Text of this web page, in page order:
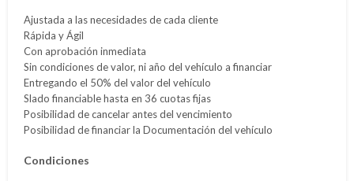
Ajustada a las necesidades de cada cliente
Rápida y Ágil
Con aprobación inmediata
Sin condiciones de valor, ni año del vehículo a financiar
Entregando el 50% del valor del vehículo
Slado financiable hasta en 36 cuotas fijas
Posibilidad de cancelar antes del vencimiento
Posibilidad de financiar la Documentación del vehículo
Condiciones